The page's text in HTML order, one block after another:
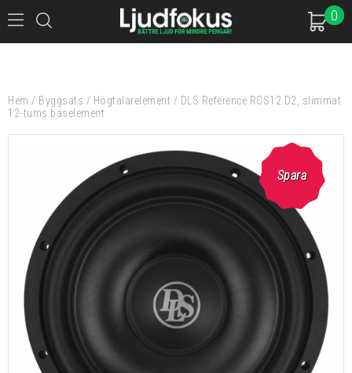
0
Hem / Byggsats / Högtalarelement / DLS Reference RCS12.D2, slimmat
12-tums baselement
Spara